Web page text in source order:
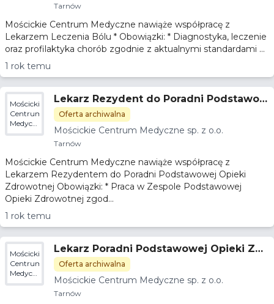
Tarnów
Mościckie Centrum Medyczne nawiąże współpracę z
Lekarzem Leczenia Bólu * Obowiązki: * Diagnostyka, leczenie
oraz profilaktyka chorób zgodnie z aktualnymi standardami ...
1 rok temu
Mościckie
Centrum
Medyczne
sp. z
Lekarz Rezydent do Poradni Podstawow
ej Opieki Zdrowotnej
Oferta archiwalna
Mościckie Centrum Medyczne sp. z o.o.
Tarnów
Mościckie Centrum Medyczne nawiąże współpracę z
Lekarzem Rezydentem do Poradni Podstawowej Opieki
Zdrowotnej Obowiązki: * Praca w Zespole Podstawowej
Opieki Zdrowotnej zgod...
1 rok temu
Mościckie
Centrum
Medyczne
sp. z
Lekarz Poradni Podstawowej Opieki Zdr
owotnej
Oferta archiwalna
Mościckie Centrum Medyczne sp. z o.o.
Tarnów